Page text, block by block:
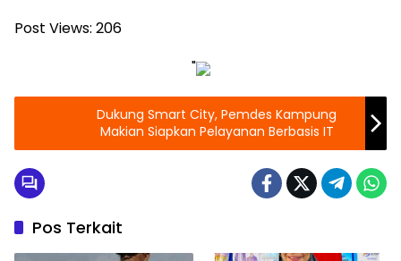
Post Views: 206
"
Dukung Smart City, Pemdes Kampung
Makian Siapkan Pelayanan Berbasis IT
Pos Terkait